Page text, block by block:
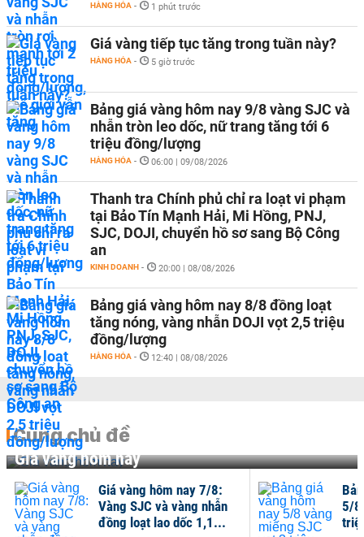
HÀNG HÓA - 1 phút trước
Giá vàng tiếp tục tăng trong tuần này?
HÀNG HÓA - 5 giờ trước
Bảng giá vàng hôm nay 9/8 vàng SJC và
nhẫn tròn leo dốc, nữ trang tăng tới 6
triệu đồng/lượng
HÀNG HÓA - 06:00 | 09/08/2026
Thanh tra Chính phủ chỉ ra loạt vi phạm
tại Bảo Tín Mạnh Hải, Mi Hồng, PNJ,
SJC, DOJI, chuyển hồ sơ sang Bộ Công
an
KINH DOANH - 20:00 | 08/08/2026
Bảng giá vàng hôm nay 8/8 đồng loạt
tăng nóng, vàng nhẫn DOJI vọt 2,5 triệu
đồng/lượng
HÀNG HÓA - 12:40 | 08/08/2026
Cùng chủ đề
Giá vàng hôm nay
Giá vàng hôm nay 7/8:
Vàng SJC và vàng nhẫn
đồng loạt lao dốc 1,1...
5/8